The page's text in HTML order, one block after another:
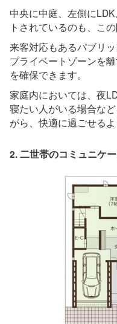
中央に中庭、左側に
トされているのも、こ
来客対応もあるパブリ
プライベートゾーンを
を確保できます。
家庭内においては、夜
寝たい人がいる場合な
がら、快適に過ごせるよ
2. 二世帯のコミュニケ